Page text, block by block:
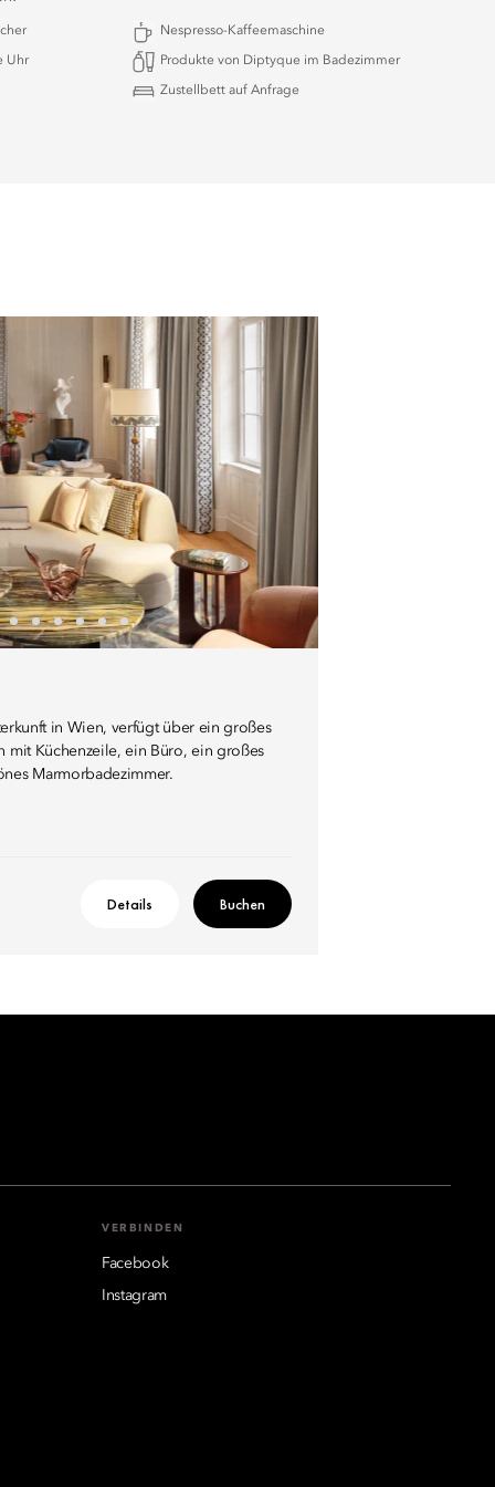
Nespresso-Kaffeemaschine
Uhr Produkte von Diptyque im Badezimmer
Zustellbett auf Anfrage
in Wien, verfügt über ein großes
mit Küchenzeile, ein Büro, ein großes
Marmorbadezimmer.
Details Buchen
VERBINDEN
Facebook
Instagram